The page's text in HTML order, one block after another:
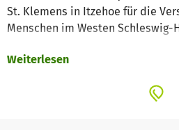
St. Klemens in Itzehoe für die
Menschen im Westen Schleswig-
Der Betrieb eines Hospizes wird
Betreuung durch Ehrenamtliche
Weiterlesen